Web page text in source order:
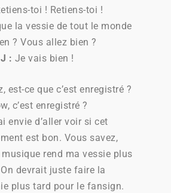
toi ! Retiens-toi !
la vessie de tout le monde
? Vous allez bien ?
J : Je vais bien !
est-ce que c’est enregistré ?
c’est enregistré ?
envie d’aller voir si cet
est bon. Vous savez,
rend ma vessie plus
On devrait juste faire la
plus tard pour le fansign.